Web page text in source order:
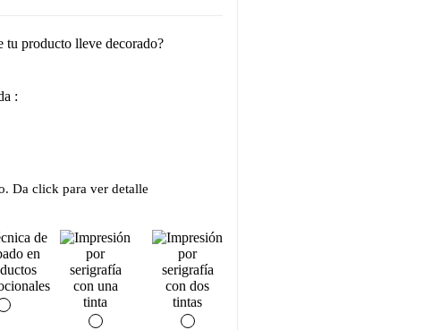
tu producto lleve decorado?
:
Da click para ver detalle